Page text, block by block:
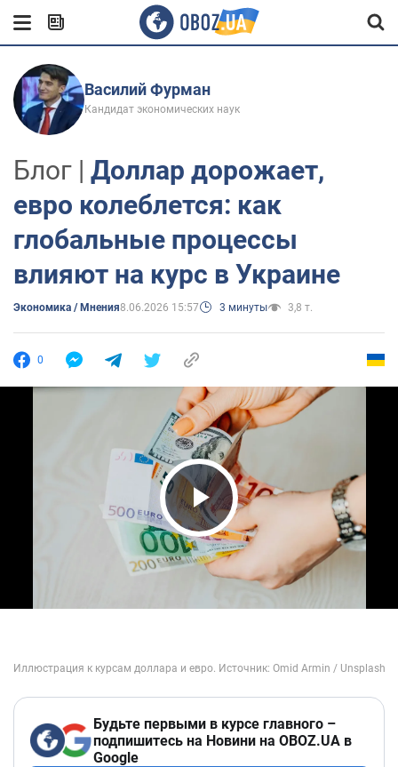
Василий Фурман
Кандидат экономических наук
Блог | Доллар дорожает,
евро колеблется: как
глобальные процессы
влияют на курс в Украине
Экономика / Мнения8.06.2026 15:57 3 минуты 3,8 т.
0
Play Video
Будьте первыми в курсе главного –
подпишитесь на Новини на OBOZ.UA в
Google